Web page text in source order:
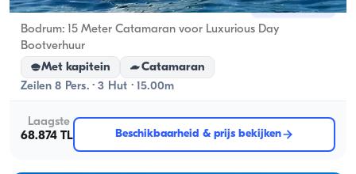
Bodrum, Muğla Nieuwe boot
Bodrum: 15 Meter Catamaran voor Luxurious Day
Bootverhuur
Met kapitein
Catamaran
Zeilen 8 Pers. · 3 Hut · 15.00m
Laagste
68.874 TL
Beschikbaarheid & prijs bekijken